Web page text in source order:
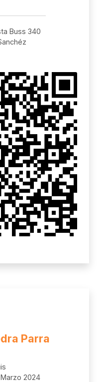
Buss 340
Parra
Marzo 2024